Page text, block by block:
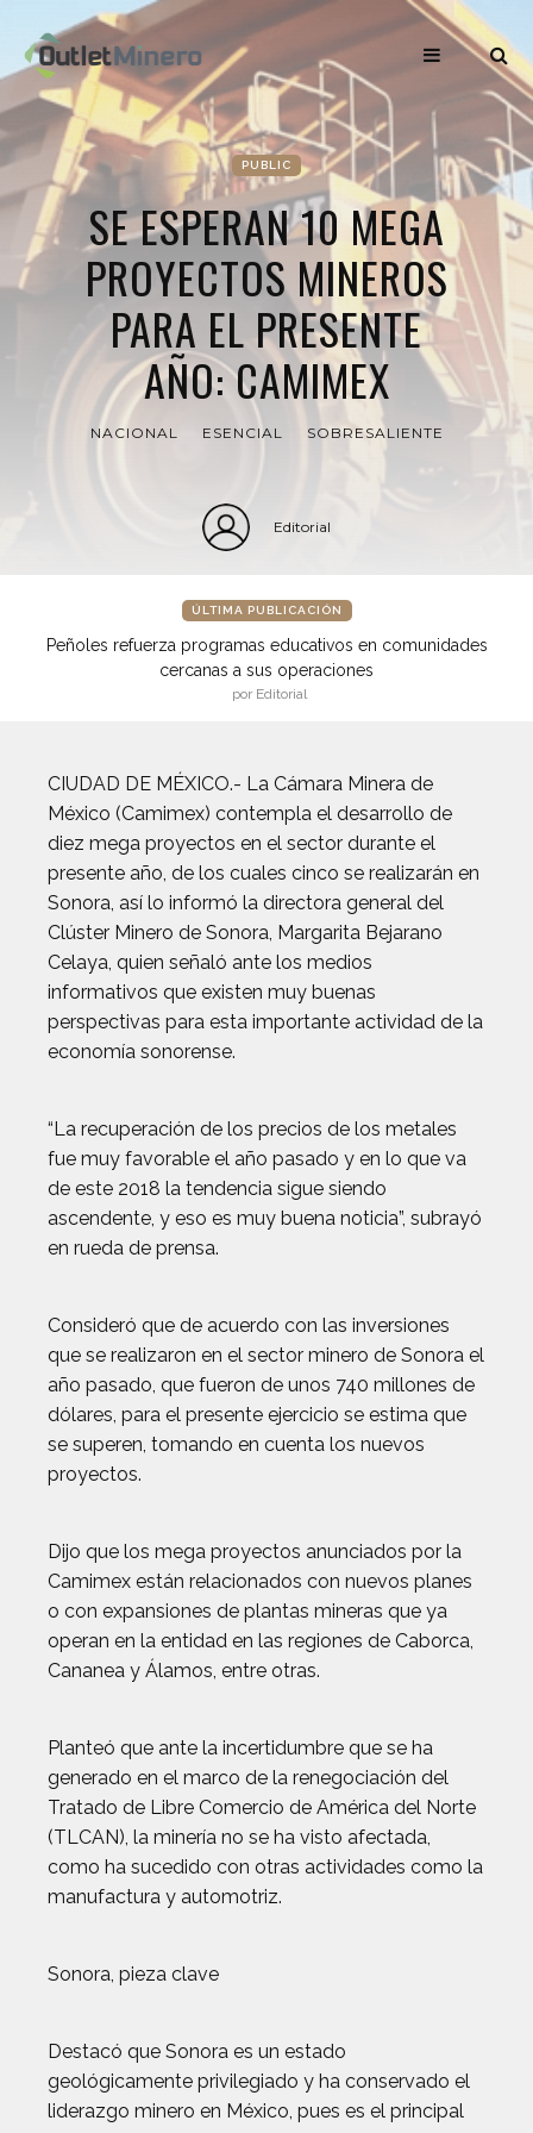
PUBLIC
SE ESPERAN 10 MEGA
PROYECTOS MINEROS
PARA EL PRESENTE
AÑO: CAMIMEX
NACIONAL ESENCIAL SOBRESALIENTE
Editorial
ÚLTIMA PUBLICACIÓN
Peñoles refuerza programas educativos en comunidades
cercanas a sus operaciones
por Editorial
CIUDAD DE MÉXICO.- La Cámara Minera de
México (Camimex) contempla el desarrollo de
diez mega proyectos en el sector durante el
presente año, de los cuales cinco se realizarán en
Sonora, así lo informó la directora general del
Clúster Minero de Sonora, Margarita Bejarano
Celaya, quien señaló ante los medios
informativos que existen muy buenas
perspectivas para esta importante actividad de la
economía sonorense.
“La recuperación de los precios de los metales
fue muy favorable el año pasado y en lo que va
de este 2018 la tendencia sigue siendo
ascendente, y eso es muy buena noticia”, subrayó
en rueda de prensa.
Consideró que de acuerdo con las inversiones
que se realizaron en el sector minero de Sonora el
año pasado, que fueron de unos 740 millones de
dólares, para el presente ejercicio se estima que
se superen, tomando en cuenta los nuevos
proyectos.
Dijo que los mega proyectos anunciados por la
Camimex están relacionados con nuevos planes
o con expansiones de plantas mineras que ya
operan en la entidad en las regiones de Caborca,
Cananea y Álamos, entre otras.
Planteó que ante la incertidumbre que se ha
generado en el marco de la renegociación del
Tratado de Libre Comercio de América del Norte
(TLCAN), la minería no se ha visto afectada,
como ha sucedido con otras actividades como la
manufactura y automotriz.
Sonora, pieza clave
Destacó que Sonora es un estado
geológicamente privilegiado y ha conservado el
liderazgo minero en México, pues es el principal